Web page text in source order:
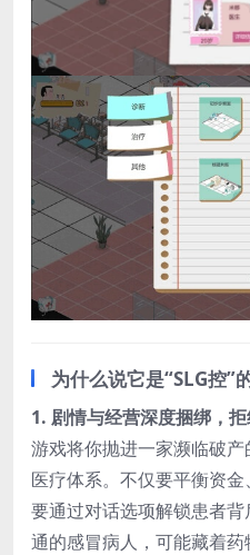
为什么说它是“SLG控”
​1. 剧情与经营深度捆绑，
游戏将你抛进一家濒临破
医疗体系。不仅要平衡资
要通过对话选项解锁患者
通的感冒病人，可能藏着